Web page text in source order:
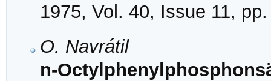
1975, Vol. 40, Issue 11,
O. Navrátil
n-